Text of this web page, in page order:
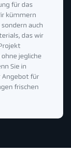
für das
kümmern
auch
das wir
jegliche
Sie in
Angebot für
frischen